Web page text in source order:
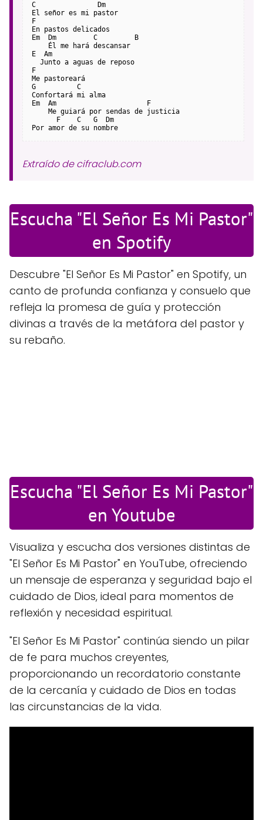
C               Dm
El señor es mi pastor
F
En pastos delicados
Em  Dm         C         B
    Él me hará descansar
E  Am
  Junto a aguas de reposo
F
Me pastoreará
G          C
Confortará mi alma
Em  Am                      F
    Me guiará por sendas de justicia
      F    C   G  Dm
Por amor de su nombre
Extraído de cifraclub.com
Escucha "El Señor Es Mi Pastor"
en Spotify
Descubre "El Señor Es Mi Pastor" en Spotify, un
canto de profunda confianza y consuelo que
refleja la promesa de guía y protección
divinas a través de la metáfora del pastor y
su rebaño.
Escucha "El Señor Es Mi Pastor"
en Youtube
Visualiza y escucha dos versiones distintas de
"El Señor Es Mi Pastor" en YouTube, ofreciendo
un mensaje de esperanza y seguridad bajo el
cuidado de Dios, ideal para momentos de
reflexión y necesidad espiritual.
"El Señor Es Mi Pastor" continúa siendo un pilar
de fe para muchos creyentes,
proporcionando un recordatorio constante
de la cercanía y cuidado de Dios en todas
las circunstancias de la vida.